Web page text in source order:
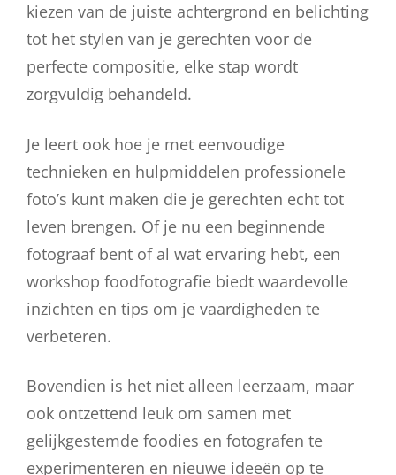
kiezen van de juiste achtergrond en belichting
tot het stylen van je gerechten voor de
perfecte compositie, elke stap wordt
zorgvuldig behandeld.
Je leert ook hoe je met eenvoudige
technieken en hulpmiddelen professionele
foto’s kunt maken die je gerechten echt tot
leven brengen. Of je nu een beginnende
fotograaf bent of al wat ervaring hebt, een
workshop foodfotografie biedt waardevolle
inzichten en tips om je vaardigheden te
verbeteren.
Bovendien is het niet alleen leerzaam, maar
ook ontzettend leuk om samen met
gelijkgestemde foodies en fotografen te
experimenteren en nieuwe ideeën op te